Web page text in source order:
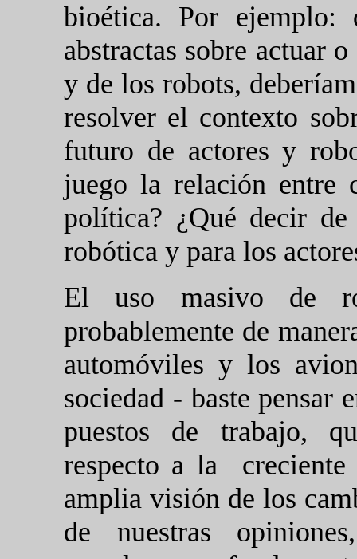
bioética. Por ejemplo:
abstractas sobre actuar
y de los robots,
resolver el contexto
futuro de actores y
juego la relación entre
política? ¿Qué decir
robótica y para los
El uso masivo de
probablemente de
automóviles y los
sociedad - baste pensar
puestos de trabajo,
respecto a la
amplia visión de los
de nuestras